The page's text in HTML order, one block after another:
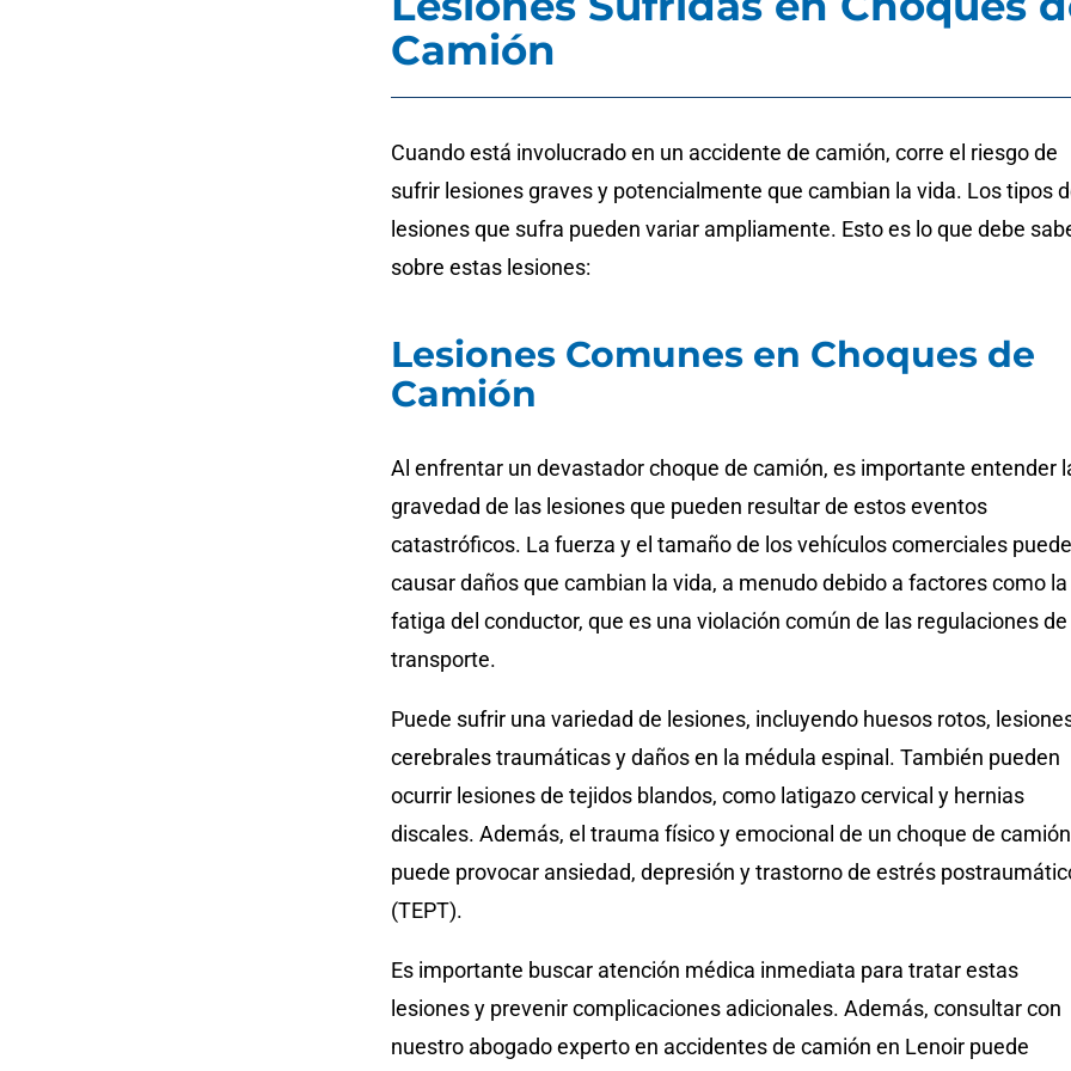
Camión
Cuando está involucrado en un accidente de camión, corre el riesgo de
sufrir lesiones graves y potencialmente que cambian la vida. Los tipos
lesiones que sufra pueden variar ampliamente. Esto es lo que debe
sobre estas lesiones:
Lesiones Comunes en Choques de
Camión
Al enfrentar un devastador choque de camión, es importante entender
gravedad de las lesiones que pueden resultar de estos eventos
catastróficos. La fuerza y el tamaño de los vehículos comerciales
causar daños que cambian la vida, a menudo debido a factores como la
fatiga del conductor, que es una violación común de las regulaciones de
transporte.
Puede sufrir una variedad de lesiones, incluyendo huesos rotos,
cerebrales traumáticas y daños en la médula espinal. También pueden
ocurrir lesiones de tejidos blandos, como latigazo cervical y hernias
discales. Además, el trauma físico y emocional de un choque de camión
puede provocar ansiedad, depresión y trastorno de estrés
(TEPT).
Es importante buscar atención médica inmediata para tratar estas
lesiones y prevenir complicaciones adicionales. Además, consultar con
nuestro abogado experto en accidentes de camión en Lenoir puede